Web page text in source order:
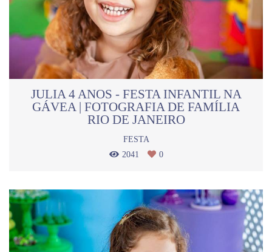
JULIA 4 ANOS - FESTA INFANTIL NA
GÁVEA | FOTOGRAFIA DE FAMÍLIA
RIO DE JANEIRO
FESTA
2041
0